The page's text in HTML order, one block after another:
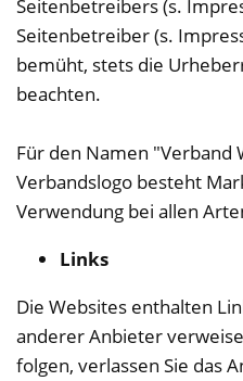
Seitenbetreibers (s.
Seitenbetreiber (s.
bemüht, stets die
beachten.
Für den Namen "Verband
Verbandslogo besteht
Verwendung bei allen
Links
Die Websites enthalten
anderer Anbieter
folgen, verlassen Sie das